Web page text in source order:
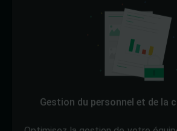
Gestion du personnel et de la
Optimisez la gestion de votre
collaboration entre les